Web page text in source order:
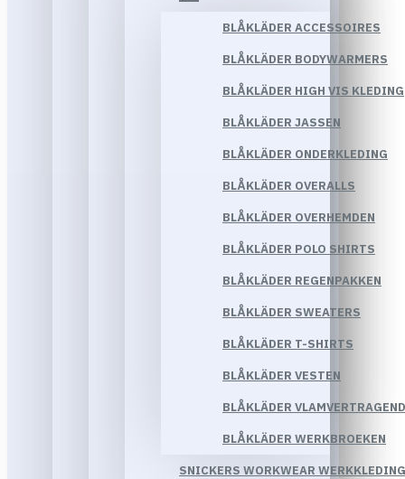
BLÅKLÄDER ACCESSOIRES
BLÅKLÄDER BODYWARMERS
BLÅKLÄDER HIGH VIS KLEDING
BLÅKLÄDER JASSEN
BLÅKLÄDER ONDERKLEDING
BLÅKLÄDER OVERALLS
BLÅKLÄDER OVERHEMDEN
BLÅKLÄDER POLO SHIRTS
BLÅKLÄDER REGENPAKKEN
BLÅKLÄDER SWEATERS
BLÅKLÄDER T-SHIRTS
BLÅKLÄDER VESTEN
BLÅKLÄDER
BLÅKLÄDER WERKBROEKEN
SNICKERS WORKWEAR WERKKLEDING